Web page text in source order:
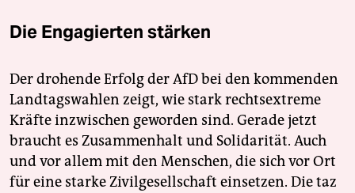
Die Engagierten stärken
Der drohende Erfolg der AfD bei den kommenden
Landtagswahlen zeigt, wie stark rechtsextreme
Kräfte inzwischen geworden sind. Gerade jetzt
braucht es Zusammenhalt und Solidarität. Auch
und vor allem mit den Menschen, die sich vor Ort
für eine starke Zivilgesellschaft einsetzen. Die taz